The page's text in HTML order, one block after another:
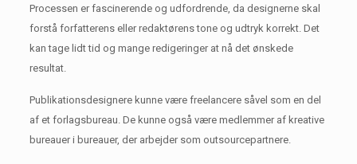
Processen er fascinerende og udfordrende, da designerne skal
forstå forfatterens eller redaktørens tone og udtryk korrekt. Det
kan tage lidt tid og mange redigeringer at nå det ønskede
resultat.
Publikationsdesignere kunne være freelancere såvel som en del
af et forlagsbureau. De kunne også være medlemmer af kreative
bureauer i bureauer, der arbejder som outsourcepartnere.